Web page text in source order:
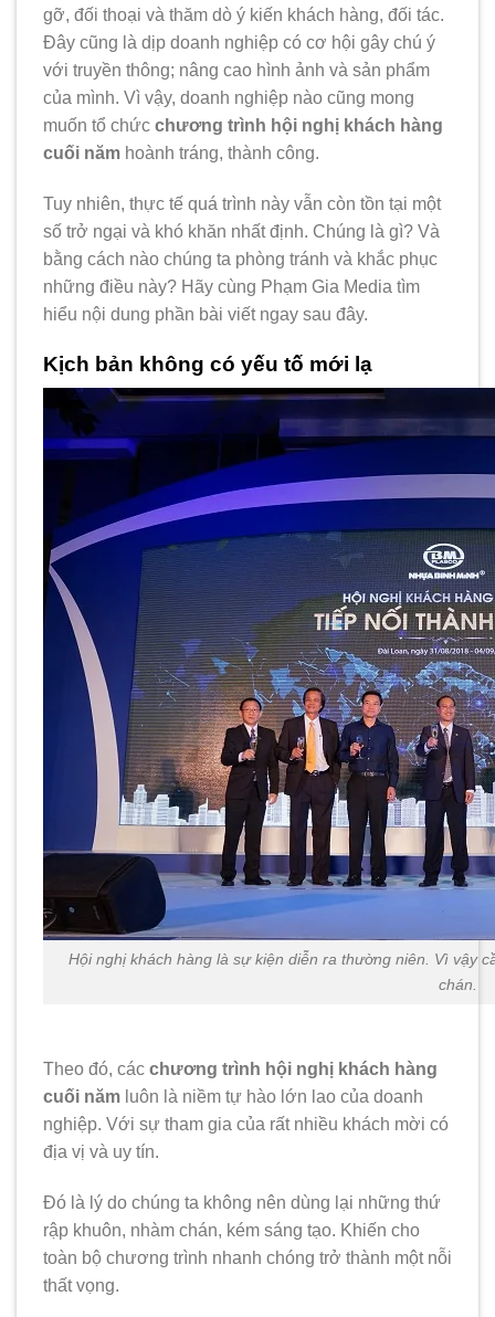
gỡ, đối thoại và thăm dò ý kiến khách hàng, đối tác.
Đây cũng là dịp doanh nghiệp có cơ hội gây chú ý
với truyền thông; nâng cao hình ảnh và sản phẩm
của mình. Vì vậy, doanh nghiệp nào cũng mong
muốn tổ chức chương trình hội nghị khách hàng
cuối năm hoành tráng, thành công.
Tuy nhiên, thực tế quá trình này vẫn còn tồn tại một
số trở ngại và khó khăn nhất định. Chúng là gì? Và
bằng cách nào chúng ta phòng tránh và khắc phục
những điều này? Hãy cùng Phạm Gia Media tìm
hiểu nội dung phần bài viết ngay sau đây.
Kịch bản không có yếu tố mới lạ
Hội nghị khách hàng là sự kiện diễn ra thường niên. Vì vậy
chán.
Theo đó, các chương trình hội nghị khách hàng
cuối năm luôn là niềm tự hào lớn lao của doanh
nghiệp. Với sự tham gia của rất nhiều khách mời có
địa vị và uy tín.
Đó là lý do chúng ta không nên dùng lại những thứ
rập khuôn, nhàm chán, kém sáng tạo. Khiến cho
toàn bộ chương trình nhanh chóng trở thành một nỗi
thất vọng.